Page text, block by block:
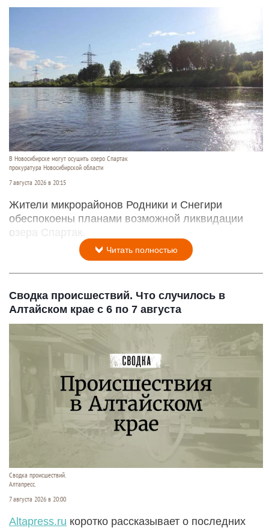
В Новосибирске могут осушить озеро Спартак
прокуратура Новосибирской области
7 августа 2026 в 20:15
Жители микрорайонов Родники и Снегири
обеспокоены планами возможной ликвидации
озера Спартак.
Читать полностью
Сводка происшествий. Что случилось в
Алтайском крае с 6 по 7 августа
Сводка происшествий.
Алтапресс.
7 августа 2026 в 20:00
Аltapress.ru коротко рассказывает о последних